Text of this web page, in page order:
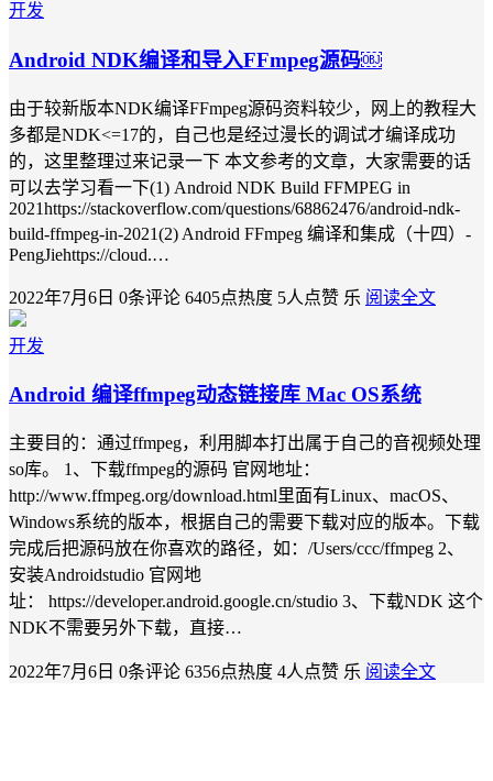
开发
Android NDK编译和导入FFmpeg源码￼
由于较新版本NDK编译FFmpeg源码资料较少，网上的教程大
多都是NDK<=17的，自己也是经过漫长的调试才编译成功
的，这里整理过来记录一下 本文参考的文章，大家需要的话
可以去学习看一下(1) Android NDK Build FFMPEG in
2021https://stackoverflow.com/questions/68862476/android-ndk-
build-ffmpeg-in-2021(2) Android FFmpeg 编译和集成（十四）-
PengJiehttps://cloud.…
2022年7月6日 0条评论 6405点热度 5人点赞 乐 阅读全文
开发
Android 编译ffmpeg动态链接库 Mac OS系统
主要目的：通过ffmpeg，利用脚本打出属于自己的音视频处理
so库。 1、下载ffmpeg的源码 官网地址：
http://www.ffmpeg.org/download.html里面有Linux、macOS、
Windows系统的版本，根据自己的需要下载对应的版本。下载
完成后把源码放在你喜欢的路径，如：/Users/ccc/ffmpeg 2、
安装Androidstudio 官网地
址： https://developer.android.google.cn/studio 3、下载NDK 这个
NDK不需要另外下载，直接…
2022年7月6日 0条评论 6356点热度 4人点赞 乐 阅读全文